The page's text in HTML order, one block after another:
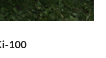
100